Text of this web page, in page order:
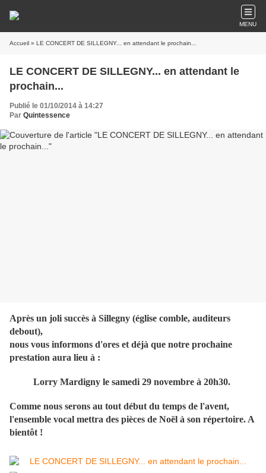
MENU
Accueil » LE CONCERT DE SILLEGNY... en attendant le prochain...
LE CONCERT DE SILLEGNY... en attendant le
prochain...
Publié le 01/10/2014 à 14:27
Par Quintessence
Après un joli succès à Sillegny (église comble, auditeurs
debout),
nous vous informons d'ores et déjà que notre prochaine
prestation aura lieu à :
Lorry Mardigny le samedi 29 novembre à 20h30.
Comme nous serons au tout début du temps de l'avent,
l'ensemble vocal mettra des pièces de Noël à son répertoire. A
bientôt !